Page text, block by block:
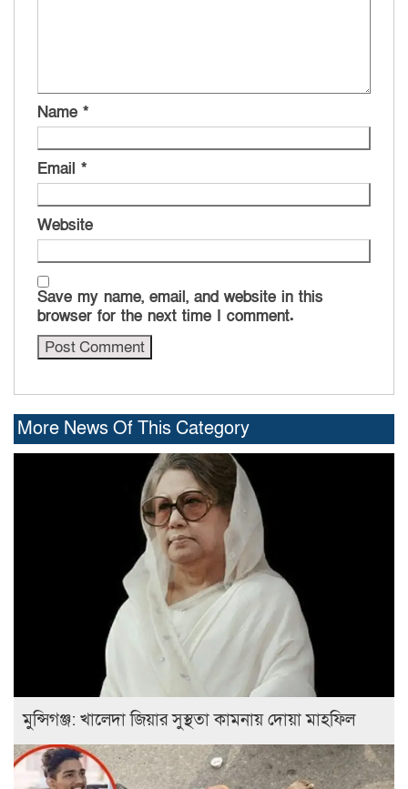
Name *
Email *
Website
Save my name, email, and website in this
browser for the next time I comment.
More News Of This Category
মুন্সিগঞ্জ: খালেদা জিয়ার সুস্থতা কামনায় দোয়া মাহফিল